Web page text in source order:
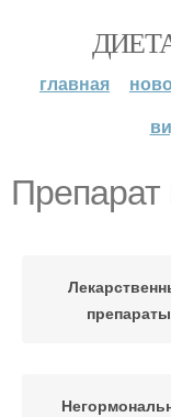
главная
Препарат
препараты